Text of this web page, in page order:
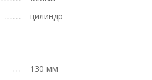
цилиндр
130 мм